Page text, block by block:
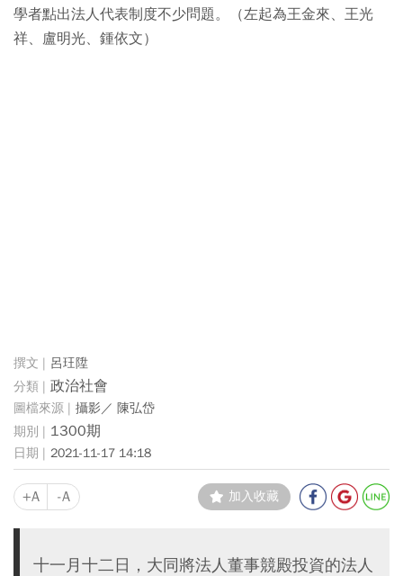
學者點出法人代表制度不少問題。（左起為王金來、王光
祥、盧明光、鍾依文）
呂玨陞
政治社會
攝影／ 陳弘岱
1300期
2021-11-17 14:18
+A -A 加入收藏
十一月十二日，大同將法人董事競殿投資的法人